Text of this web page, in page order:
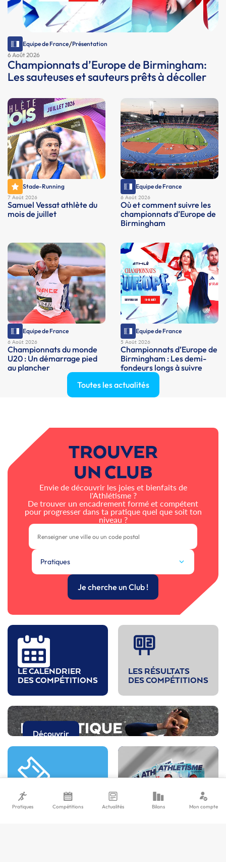
Equipe de France/Présentation
6 Août 2026
Championnats d’Europe de Birmingham:
Les sauteuses et sauteurs prêts à décoller
Stade-Running
7 Août 2026
Samuel Vessat athlète du
mois de juillet
Equipe de France
6 Août 2026
Où et comment suivre les
championnats d’Europe de
Birmingham
Equipe de France
6 Août 2026
Championnats du monde
U20 : Un démarrage pied
au plancher
Equipe de France
5 Août 2026
Championnats d’Europe de
Birmingham : Les demi-
fondeurs longs à suivre
Toutes les actualités
TROUVER
UN CLUB
Envie de découvrir les joies et bienfaits de
l'Athlétisme ?
De trouver un encadrement formé et compétent
pour progresser dans ta pratique quel que soit ton
niveau ?
Pratiques
Je cherche un Club !
LE CALENDRIER
DES COMPÉTITIONS
LES RÉSULTATS
DES COMPÉTITIONS
Découvrir
Pratiques Compétitions Actualités Bilans Mon compte